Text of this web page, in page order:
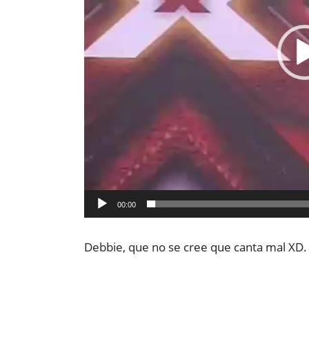
00:00
Debbie, que no se cree que canta mal XD.